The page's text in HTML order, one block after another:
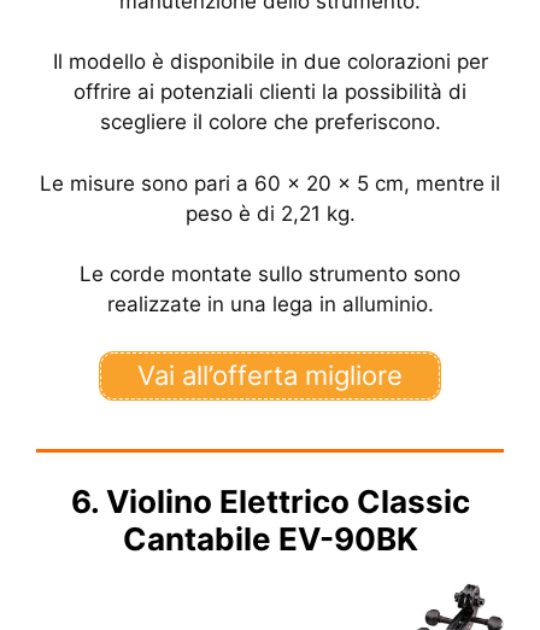
Il modello è disponibile in due colorazioni per
offrire ai potenziali clienti la possibilità di
scegliere il colore che preferiscono.
Le misure sono pari a 60 x 20 x 5 cm, mentre il
peso è di 2,21 kg.
Le corde montate sullo strumento sono
realizzate in una lega in alluminio.
Vai all’offerta migliore
6. Violino Elettrico Classic
Cantabile EV-90BK